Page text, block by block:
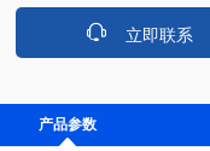
立即联系
产品参数